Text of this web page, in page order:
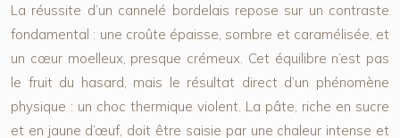
La réussite d’un cannelé bordelais repose sur un contraste
fondamental : une croûte épaisse, sombre et caramélisée, et
un cœur moelleux, presque crémeux. Cet équilibre n’est pas
le fruit du hasard, mais le résultat direct d’un phénomène
physique : un choc thermique violent. La pâte, riche en sucre
et en jaune d’œuf, doit être saisie par une chaleur intense et